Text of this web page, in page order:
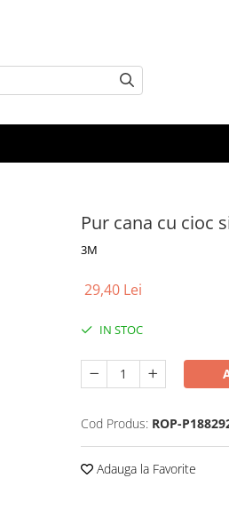
Pur cana cu cioc
3M
29,40 Lei
IN STOC
Cod Produs: ROP-
Adauga la Favorite